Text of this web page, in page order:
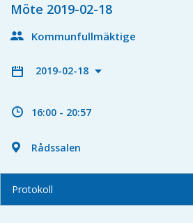
Möte 2019-02-18
Kommunfullmäktige
2019-02-18
16:00 - 20:57
Rådssalen
Protokoll